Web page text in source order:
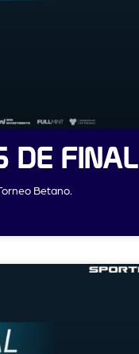
DE FINAL
Betano.